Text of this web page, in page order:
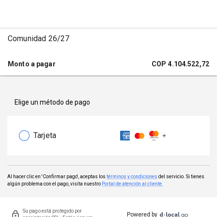
Comunidad 26/27
Monto a pagar COP 4.104.522,72
Elige un método de pago
Tarjeta
Al hacer clic en 'Confirmar pago', aceptas los términos y condiciones del servicio. Si tienes
algún problema con el pago, visita nuestro Portal de atención al cliente.
Su pago está protegido por
Powered by